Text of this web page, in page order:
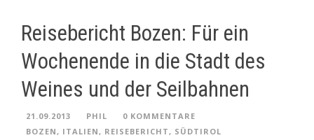
Reisebericht Bozen: Für ein
Wochenende in die Stadt des
Weines und der Seilbahnen
21.09.2013 PHIL
0 KOMMENTARE
BOZEN, ITALIEN, REISEBERICHT, SÜDTIROL